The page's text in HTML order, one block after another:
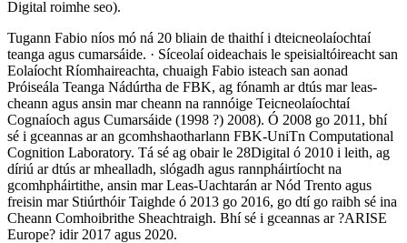
Digital roimhe seo).
Tugann Fabio níos mó ná 20 bliain de thaithí i dteicneolaíochtaí
teanga agus cumarsáide. · Síceolaí oideachais le speisialtóireacht san
Eolaíocht Ríomhaireachta, chuaigh Fabio isteach san aonad
Próiseála Teanga Nádúrtha de FBK, ag fónamh ar dtús mar leas-
cheann agus ansin mar cheann na rannóige Teicneolaíochtaí
Cognaíoch agus Cumarsáide (1998 ?) 2008). Ó 2008 go 2011, bhí
sé i gceannas ar an gcomhshaotharlann FBK-UniTn Computational
Cognition Laboratory. Tá sé ag obair le 28Digital ó 2010 i leith, ag
díriú ar dtús ar mhealladh, slógadh agus rannpháirtíocht na
gcomhpháirtithe, ansin mar Leas-Uachtarán ar Nód Trento agus
freisin mar Stiúrthóir Taighde ó 2013 go 2016, go dtí go raibh sé ina
Cheann Comhoibrithe Sheachtraigh. Bhí sé i gceannas ar ?ARISE
Europe? idir 2017 agus 2020.